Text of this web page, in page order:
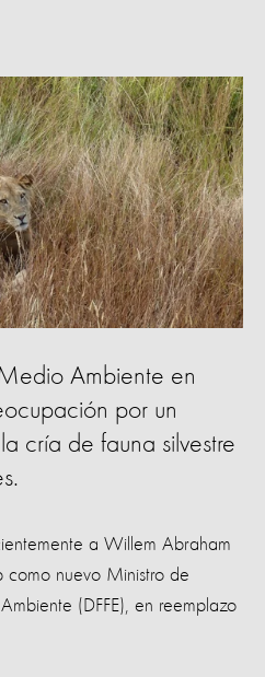
Ambiente en
por un
cría de fauna silvestre
a Willem Abraham
como nuevo Ministro de
(DFFE), en reemplazo